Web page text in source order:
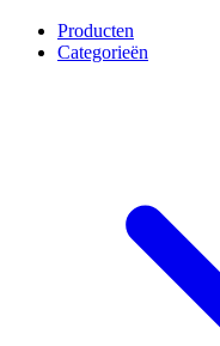
Producten
Categorieën